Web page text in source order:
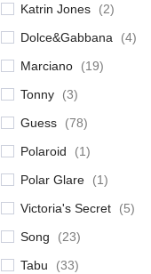
Katrin Jones
(2)
Dolce&Gabbana
(4)
Marciano
(19)
Tonny
(3)
Guess
(78)
Polaroid
(1)
Polar Glare
(1)
Victoria's Secret
(5)
Song
(23)
Tabu
(33)